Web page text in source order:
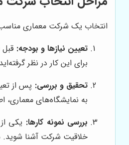
انتخاب یک شرکت معماری مناسب،
تعیین نیازها و بودجه:
برای این کار در نظر
تحقیق و بررسی: پس از
به نمایشگاه‌های معماری،
بررسی نمونه کارها: یکی
خلاقیت شرکت آشنا شوید.